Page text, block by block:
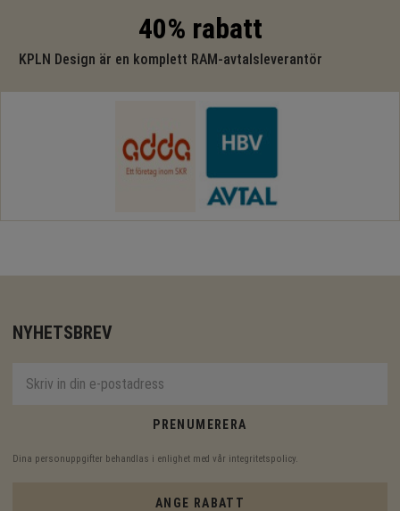
40% rabatt
KPLN Design är en komplett RAM-avtalsleverantör
NYHETSBREV
PRENUMERERA
Dina personuppgifter behandlas i enlighet med vår integritetspolicy
ANGE RABATT